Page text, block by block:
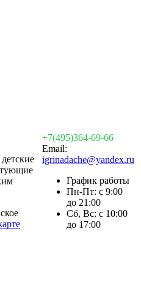
+7(495)364-69-66
Email:
igrinadache@yandex.ru
График работы
Пн-Пт: с 9:00
до 21:00
Сб, Вс: с 10:00
до 17:00